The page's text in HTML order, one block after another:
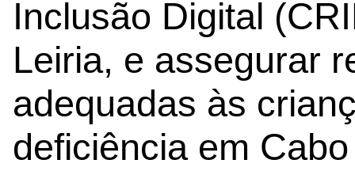
Inclusão Digital
Leiria, e assegurar
adequadas às
deficiência em